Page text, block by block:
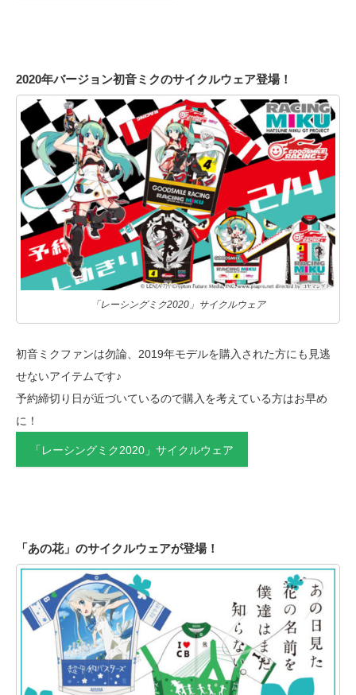
2020年バージョン初音ミクのサイクルウェア登場！
「レーシングミク2020」サイクルウェア
初音ミクファンは勿論、2019年モデルを購入された方にも見逃
せないアイテムです♪
予約締切り日が近づいているので購入を考えている方はお早め
に！
「レーシングミク2020」サイクルウェア
「あの花」のサイクルウェアが登場！